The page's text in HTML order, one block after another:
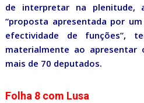
de interpretar na plenitude,
“proposta apresentada por
efectividade de funções”,
materialmente ao apresentar
mais de 70 deputados.
Folha 8 com Lusa